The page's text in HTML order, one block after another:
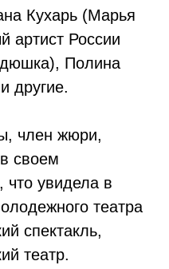
Кухарь (Марья
артист России
Полина
другие.
член жюри,
своем
что увидела в
театра
спектакль,
театр.